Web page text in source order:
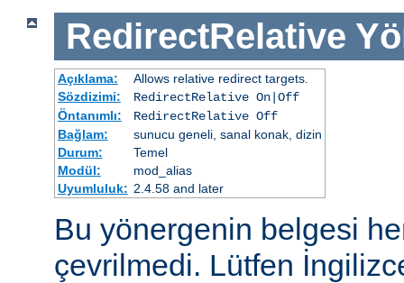
RedirectRelative
Açıklama:
Allows relative redirect targets.
Sözdizimi:
RedirectRelative On|Off
Öntanımlı:
RedirectRelative Off
Bağlam:
sunucu geneli, sanal konak, dizin
Durum:
Temel
Modül:
mod_alias
Uyumluluk: 2.4.58 and later
Bu yönergenin belgesi
çevrilmedi. Lütfen